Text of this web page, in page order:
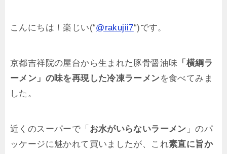
こんにちは！楽じい(“@rakujii7“)です。
京都吉祥院の屋台から生まれた豚骨醤油味 「横綱ラ
ーメン」の味を再現した冷凍ラーメンを食べてみま
した。
近くのスーパーで「 お水がいらないラーメン 」のパ
ッケージに魅かれて買いましたが、これ素直に旨か